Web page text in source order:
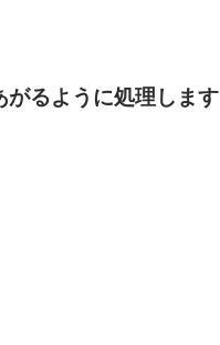
るように処理します